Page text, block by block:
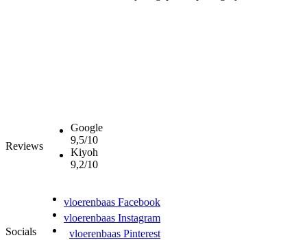
Reviews
Google
9,5/10
Kiyoh
9,2/10
Socials
vloerenbaas Facebook
vloerenbaas Instagram
vloerenbaas Pinterest